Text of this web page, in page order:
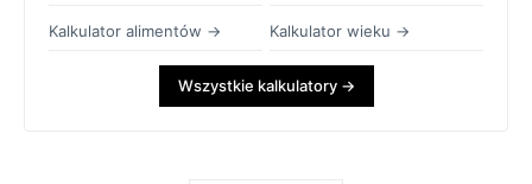
Kalkulator alimentów → Kalkulator wieku →
Wszystkie kalkulatory →